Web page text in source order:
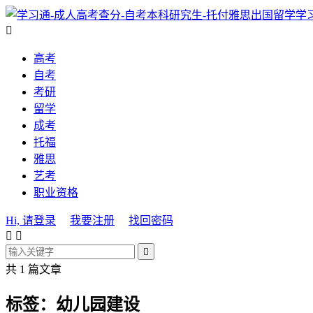
学

高考
自考
考研
留学
成考
托福
雅思
艺考
职业资格
Hi, 请登录 我要注册
找回密码
 

共 1 篇文章
标签：幼儿园建设